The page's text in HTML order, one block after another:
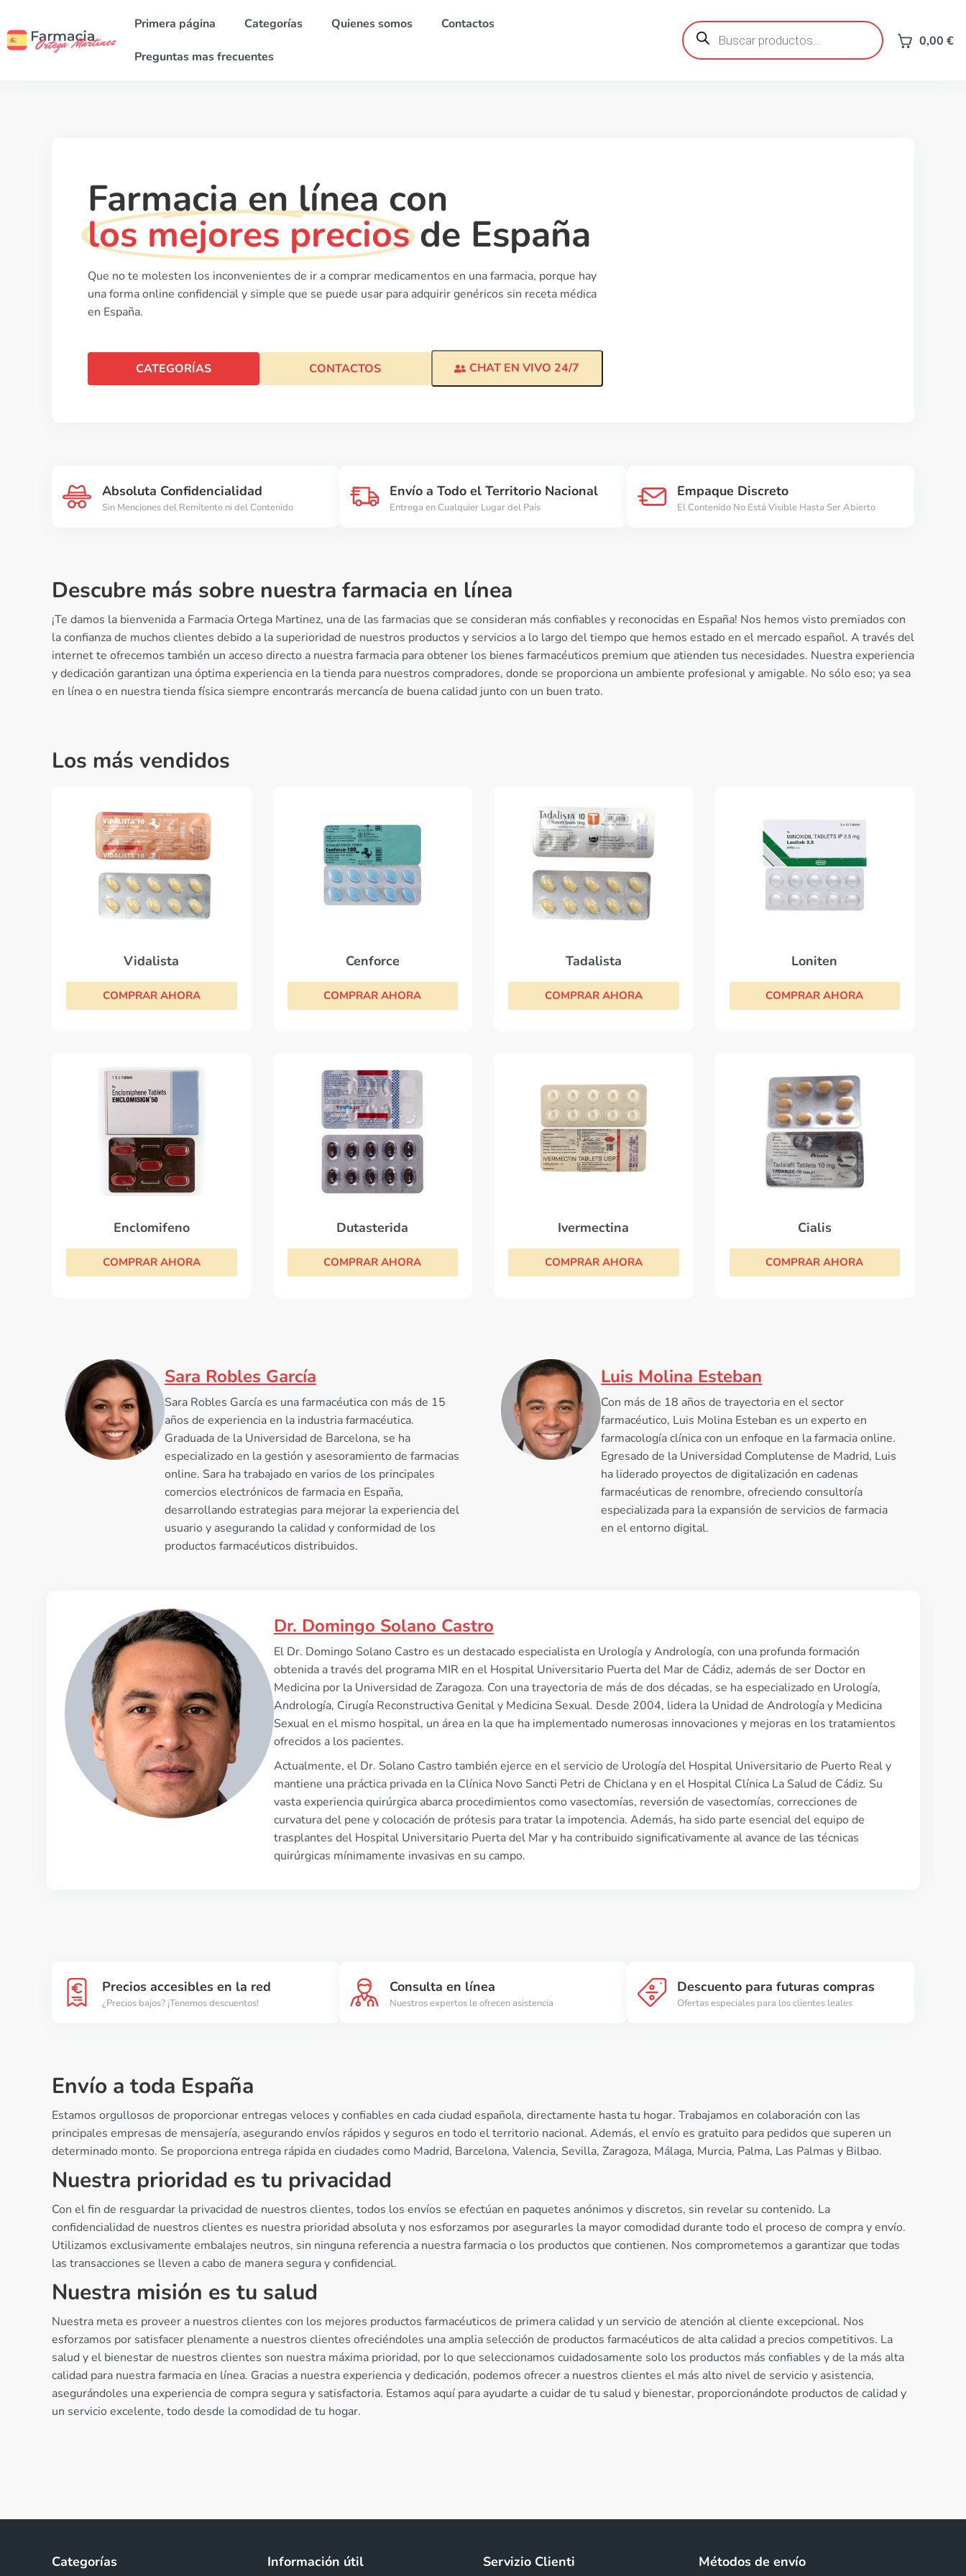
Primera página Categorías Quienes somos Contactos
Preguntas mas frecuentes
Búsqueda
de
productos 0,00 €
Farmacia en línea con
los mejores precios de España
Que no te molesten los inconvenientes de ir a comprar medicamentos en una farmacia, porque hay
una forma online confidencial y simple que se puede usar para adquirir genéricos sin receta médica
en España.
CATEGORÍAS CONTACTOS CHAT EN VIVO 24/7
Absoluta Confidencialidad
Sin Menciones del Remitente ni del Contenido
Envío a Todo el Territorio Nacional
Entrega en Cualquier Lugar del País
Empaque Discreto
El Contenido No Está Visible Hasta Ser Abierto
Descubre más sobre nuestra farmacia en línea
¡Te damos la bienvenida a Farmacia Ortega Martinez, una de las farmacias que se consideran más confiables y reconocidas en España! Nos hemos visto premiados con
la confianza de muchos clientes debido a la superioridad de nuestros productos y servicios a lo largo del tiempo que hemos estado en el mercado español. A través del
internet te ofrecemos también un acceso directo a nuestra farmacia para obtener los bienes farmacéuticos premium que atienden tus necesidades. Nuestra experiencia
y dedicación garantizan una óptima experiencia en la tienda para nuestros compradores, donde se proporciona un ambiente profesional y amigable. No sólo eso; ya sea
en línea o en nuestra tienda física siempre encontrarás mercancía de buena calidad junto con un buen trato.
Los más vendidos
Vidalista
COMPRAR AHORA
Cenforce
COMPRAR AHORA
Tadalista
COMPRAR AHORA
Loniten
COMPRAR AHORA
Enclomifeno
COMPRAR AHORA
Dutasterida
COMPRAR AHORA
Ivermectina
COMPRAR AHORA
Cialis
COMPRAR AHORA
Sara Robles García
Sara Robles García es una farmacéutica con más de 15
años de experiencia en la industria farmacéutica.
Graduada de la Universidad de Barcelona, se ha
especializado en la gestión y asesoramiento de farmacias
online. Sara ha trabajado en varios de los principales
comercios electrónicos de farmacia en España,
desarrollando estrategias para mejorar la experiencia del
usuario y asegurando la calidad y conformidad de los
productos farmacéuticos distribuidos.
Luis Molina Esteban
Con más de 18 años de trayectoria en el sector
farmacéutico, Luis Molina Esteban es un experto en
farmacología clínica con un enfoque en la farmacia online.
Egresado de la Universidad Complutense de Madrid, Luis
ha liderado proyectos de digitalización en cadenas
farmacéuticas de renombre, ofreciendo consultoría
especializada para la expansión de servicios de farmacia
en el entorno digital.
Dr. Domingo Solano Castro
El Dr. Domingo Solano Castro es un destacado especialista en Urología y Andrología, con una profunda formación
obtenida a través del programa MIR en el Hospital Universitario Puerta del Mar de Cádiz, además de ser Doctor en
Medicina por la Universidad de Zaragoza. Con una trayectoria de más de dos décadas, se ha especializado en Urología,
Andrología, Cirugía Reconstructiva Genital y Medicina Sexual. Desde 2004, lidera la Unidad de Andrología y Medicina
Sexual en el mismo hospital, un área en la que ha implementado numerosas innovaciones y mejoras en los tratamientos
ofrecidos a los pacientes.
Actualmente, el Dr. Solano Castro también ejerce en el servicio de Urología del Hospital Universitario de Puerto Real y
mantiene una práctica privada en la Clínica Novo Sancti Petri de Chiclana y en el Hospital Clínica La Salud de Cádiz. Su
vasta experiencia quirúrgica abarca procedimientos como vasectomías, reversión de vasectomías, correcciones de
curvatura del pene y colocación de prótesis para tratar la impotencia. Además, ha sido parte esencial del equipo de
trasplantes del Hospital Universitario Puerta del Mar y ha contribuido significativamente al avance de las técnicas
quirúrgicas mínimamente invasivas en su campo.
Precios accesibles en la red
¿Precios bajos? ¡Tenemos descuentos!
Consulta en línea
Nuestros expertos le ofrecen asistencia
Descuento para futuras compras
Ofertas especiales para los clientes leales
Envío a toda España
Estamos orgullosos de proporcionar entregas veloces y confiables en cada ciudad española, directamente hasta tu hogar. Trabajamos en colaboración con las
principales empresas de mensajería, asegurando envíos rápidos y seguros en todo el territorio nacional. Además, el envío es gratuito para pedidos que superen un
determinado monto. Se proporciona entrega rápida en ciudades como Madrid, Barcelona, Valencia, Sevilla, Zaragoza, Málaga, Murcia, Palma, Las Palmas y Bilbao.
Nuestra prioridad es tu privacidad
Con el fin de resguardar la privacidad de nuestros clientes, todos los envíos se efectúan en paquetes anónimos y discretos, sin revelar su contenido. La
confidencialidad de nuestros clientes es nuestra prioridad absoluta y nos esforzamos por asegurarles la mayor comodidad durante todo el proceso de compra y envío.
Utilizamos exclusivamente embalajes neutros, sin ninguna referencia a nuestra farmacia o los productos que contienen. Nos comprometemos a garantizar que todas
las transacciones se lleven a cabo de manera segura y confidencial.
Nuestra misión es tu salud
Nuestra meta es proveer a nuestros clientes con los mejores productos farmacéuticos de primera calidad y un servicio de atención al cliente excepcional. Nos
esforzamos por satisfacer plenamente a nuestros clientes ofreciéndoles una amplia selección de productos farmacéuticos de alta calidad a precios competitivos. La
salud y el bienestar de nuestros clientes son nuestra máxima prioridad, por lo que seleccionamos cuidadosamente solo los productos más confiables y de la más alta
calidad para nuestra farmacia en línea. Gracias a nuestra experiencia y dedicación, podemos ofrecer a nuestros clientes el más alto nivel de servicio y asistencia,
asegurándoles una experiencia de compra segura y satisfactoria. Estamos aquí para ayudarte a cuidar de tu salud y bienestar, proporcionándote productos de calidad y
un servicio excelente, todo desde la comodidad de tu hogar.
Categorías Información útil Servizio Clienti Métodos de envío